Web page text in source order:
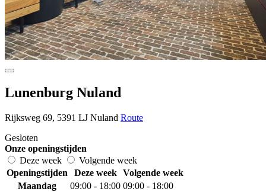
Lunenburg Nuland
Rijksweg 69, 5391 LJ Nuland Route
Gesloten
Onze openingstijden
Deze week
Volgende week
Openingstijden
Deze week
Volgende week
Maandag
09:00 - 18:00 09:00 - 18:00